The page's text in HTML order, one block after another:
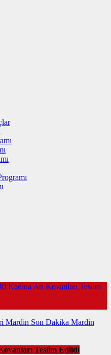
Kadına Arı Kovanları Teslim
Mardin Son Dakika Mardin
Teslim Edildi